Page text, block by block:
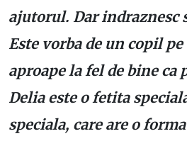
ajutorul. Dar indraznesc
Este vorba de un copil
aproape la fel de bine ca
Delia este o fetita
speciala, care are o